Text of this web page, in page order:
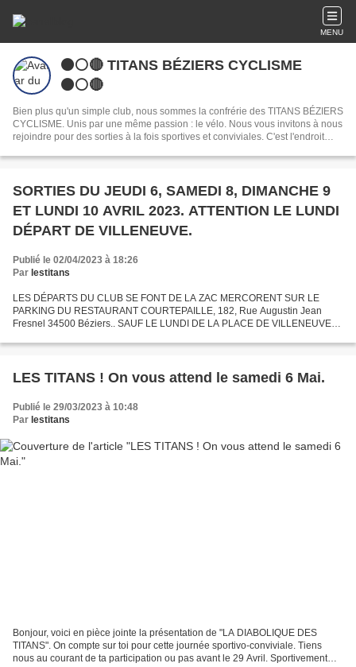
MENU
⚫️⚪️🔴 TITANS BÉZIERS CYCLISME
⚫️⚪️🔴
Bien plus qu'un simple club, nous sommes la confrérie des TITANS BÉZIERS
CYCLISME. Unis par une même passion : le vélo. Nous vous invitons à nous
rejoindre pour des sorties à la fois sportives et conviviales. C'est l'endroit
amitiés.
SORTIES DU JEUDI 6, SAMEDI 8, DIMANCHE 9
ET LUNDI 10 AVRIL 2023. ATTENTION LE LUNDI
DÉPART DE VILLENEUVE.
Publié le 02/04/2023 à 18:26
Par lestitans
LES DÉPARTS DU CLUB SE FONT DE LA ZAC MERCORENT SUR LE
PARKING DU RESTAURANT COURTEPAILLE, 182, Rue Augustin Jean
Fresnel 34500 Béziers.. SAUF LE LUNDI DE LA PLACE DE VILLENEUVE
DIABOLIQUE DES TITANS"...
LES TITANS ! On vous attend le samedi 6 Mai.
Publié le 29/03/2023 à 10:48
Par lestitans
Bonjour, voici en pièce jointe la présentation de "LA DIABOLIQUE DES
TITANS". On compte sur toi pour cette journée sportivo-conviviale. Tiens
nous au courant de ta participation ou pas avant le 29 Avril. Sportivement